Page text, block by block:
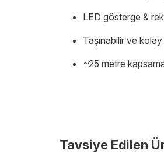
LED gösterge &
Taşınabilir ve
~25 metre
Tavsiye Edilen